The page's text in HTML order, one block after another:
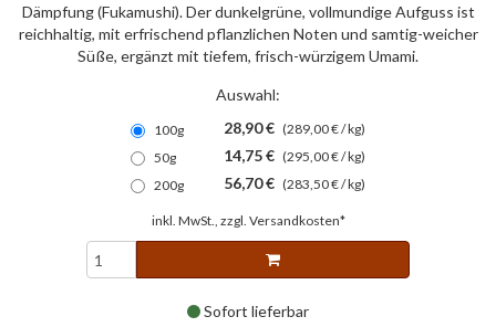
Dämpfung (Fukamushi). Der dunkelgrüne, vollmundige Aufguss ist
reichhaltig, mit erfrischend pflanzlichen Noten und samtig-weicher
Süße, ergänzt mit tiefem, frisch-würzigem Umami.
Auswahl:
100g 28,90 € (289,00 € / kg)
50g
14,75 € (295,00 € / kg)
200g
56,70 € (283,50 € / kg)
inkl. MwSt., zzgl. Versandkosten*
Sofort lieferbar